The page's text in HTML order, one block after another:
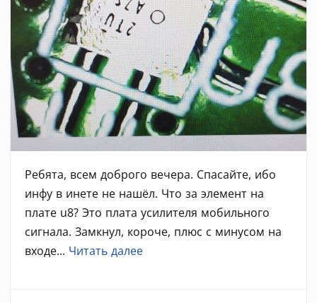
Ребята, всем доброго вечера. Спасайте, ибо
инфу в инете не нашёл. Что за элемент на
плате u8? Это плата усилителя мобильного
сигнала. Замкнул, короче, плюс с минусом на
входе... Читать далее